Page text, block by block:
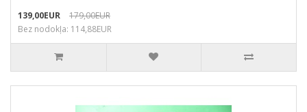
139,00EUR
179,00EUR
Bez nodokļa: 114,88EUR